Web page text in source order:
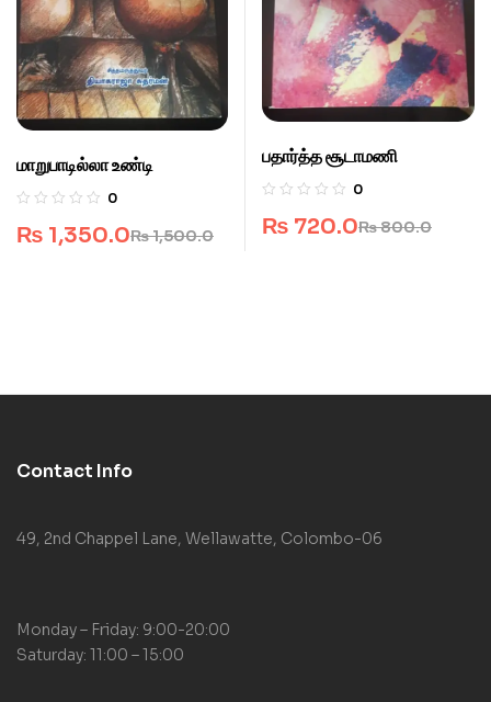
மாறுபாடில்லா உண்டி
0
₨1,500.0
₨ 1,350.0
பதார்த்த சூடாமணி
0
₨800.0
₨ 720.0
Contact Info
49, 2nd Chappel Lane, Wellawatte, Colombo-06
Monday – Friday: 9:00-20:00
Saturday: 11:00 – 15:00